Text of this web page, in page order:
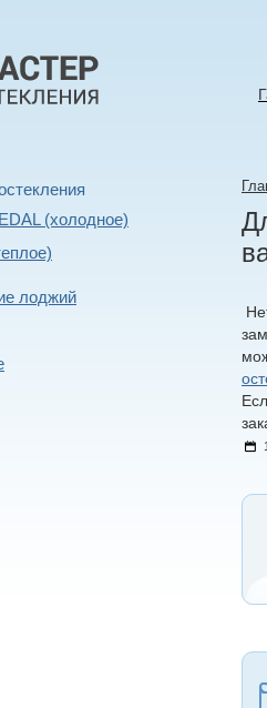
(холодное)
лоджий